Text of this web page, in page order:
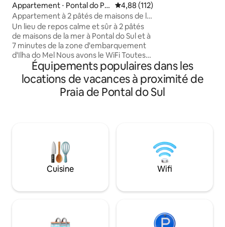
Appartement ⋅ Pontal do Pa
raná
Évaluation moyenne sur la
4,88 (112)
Appartement à 2 pâtés de maisons de la
mer à Pontal do Sul - PR
Un lieu de repos calme et sûr à 2 pâtés
de maisons de la mer à Pontal do Sul et à
7 minutes de la zone d'embarquement
d'Ilha do Mel Nous avons le WiFi Toutes
les pièces avec fenêtres, rideaux et
ventilateur au plafond Appartement en
résidence avec espace vert, accès facile,
1 place de parking couverte et délimitée.
cuisson, d'un réfrigérateur, d'un four à
micro-ondes, d'une télévision, d'un
évier, d'ustensiles et de casseroles
Remarque : Nous ne fournissons pas de
de bain.
Équipements populaires dans les
locations de vacances à proximité de
Praia de Pontal do Sul
Cuisine Wifi